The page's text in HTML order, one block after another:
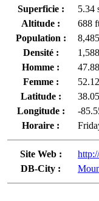
Superficie :
5.34
Altitude :
688
Population :
8,485
Densité :
Homme :
Femme :
Latitude :
Longitude :
-
Horaire :
Site Web :
DB-City :